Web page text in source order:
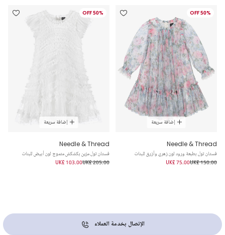
50% OFF
إضافة سريعة
Needle & Thread
فستان تول بطبعة ورود لون زهري وأزرق للبنات
UK£ 150.00
UK£ 75.00
50% OFF
إضافة سريعة
Needle & Thread
فستان تول مزين بكشكش متموج لون أبيض للبنات
UK£ 205.00
UK£ 103.00
الإتصال بخدمة العملاء